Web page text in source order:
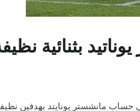
بثنائية
حساب مانشستر يونايتد بهدفين